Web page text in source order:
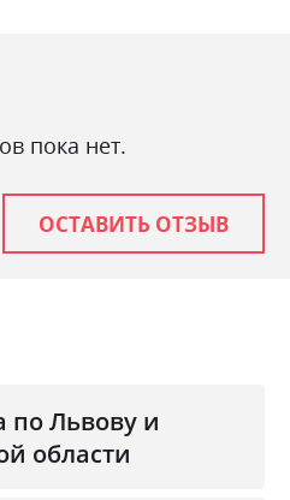
пока нет.
ОСТАВИТЬ ОТЗЫВ
по Львову и
области